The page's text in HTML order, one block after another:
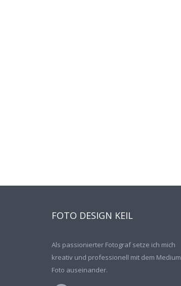
FOTO DESIGN KEIL
Als passionierter Fotograf setze ich mich
kreativ und professionell mit dem Medium
Foto auseinander.